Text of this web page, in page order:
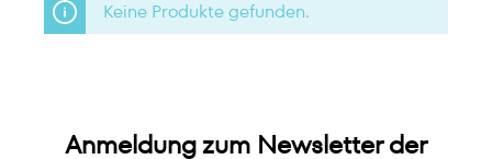
Keine Produkte gefunden.
Anmeldung zum Newsletter der